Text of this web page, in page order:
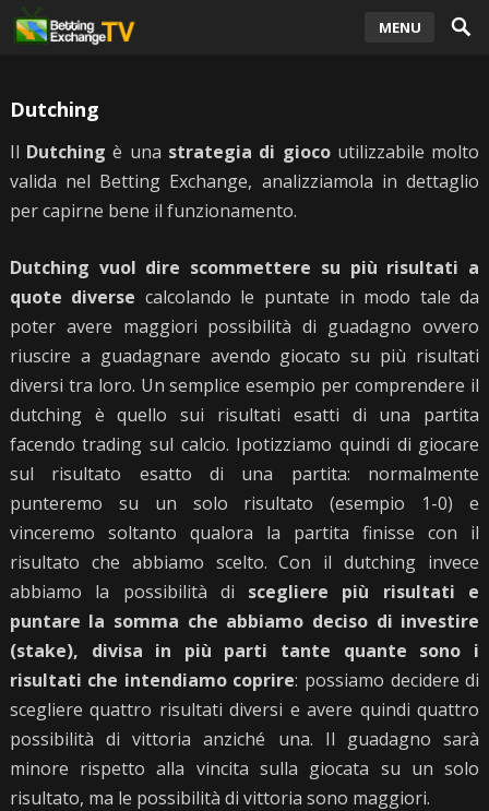
MENU
Dutching
Il Dutching è una strategia di giocoutilizzabile molto
valida nel Betting Exchange, analizziamola in dettaglio
per capirne bene il funzionamento.
Dutching vuol dire scommettere su più risultati a
quote diverse calcolando le puntate in modo tale da
poter avere maggiori possibilità di guadagno ovvero
riuscire a guadagnare avendo giocato su più risultati
diversi tra loro. Un semplice esempio per comprendere il
dutching è quello sui risultati esatti di una partita
facendo trading sul calcio. Ipotizziamo quindi di giocare
sul risultato esatto di una partita: normalmente
punteremo su un solo risultato (esempio 1-0) e
vinceremo soltanto qualora la partita finisse con il
risultato che abbiamo scelto. Con il dutching invece
abbiamo la possibilità di scegliere più risultati e
puntare la somma che abbiamo deciso di investire
(stake), divisa in più parti tante quante sono i
risultati che intendiamo coprire: possiamo decidere di
scegliere quattro risultati diversi e avere quindi quattro
possibilità di vittoria anziché una. Il guadagno sarà
minore rispetto alla vincita sulla giocata su un solo
risultato, ma le possibilità di vittoria sono maggiori.